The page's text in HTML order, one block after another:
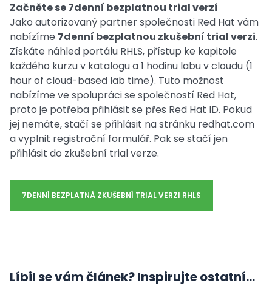
Začněte se 7denní bezplatnou trial verzí
Jako autorizovaný partner společnosti Red Hat vám
nabízíme 7denní bezplatnou zkušební trial verzi.
Získáte náhled portálu RHLS, přístup ke kapitole
každého kurzu v katalogu a 1 hodinu labu v cloudu (1
hour of cloud-based lab time). Tuto možnost
nabízíme ve spolupráci se společností Red Hat,
proto je potřeba přihlásit se přes Red Hat ID. Pokud
jej nemáte, stačí se přihlásit na stránku redhat.com
a vyplnit registrační formulář. Pak se stačí jen
přihlásit do zkušební trial verze.
7DENNÍ BEZPLATNÁ ZKUŠEBNÍ TRIAL VERZI RHLS
Líbil se vám článek? Inspirujte ostatní...